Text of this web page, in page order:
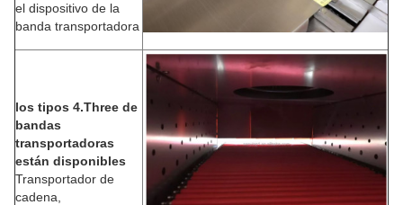
el dispositivo de la
banda transportadora
los tipos 4.Three de
bandas
transportadoras
están disponibles
Transportador de
cadena,